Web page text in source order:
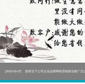
[2022-05-29] 实体门店如何做网络推广吸引客户，实体店
[2022-05-04] 污水处理设备厂家产品如何做网络推广（污
[2022-03-27] 疫情当下公司企业品牌网络营销策划推广怎